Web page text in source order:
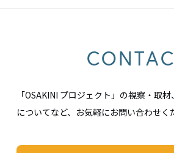
「OSAKINI プロジェクト」の視察・取
についてなど、お気軽にお問い合わせく